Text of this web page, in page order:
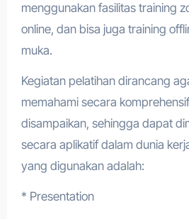
menggunakan fasilitas training
online, dan bisa juga training
muka.
Kegiatan pelatihan dirancang
memahami secara
disampaikan, sehingga dapat
secara aplikatif dalam dunia
yang digunakan adalah:
* Presentation